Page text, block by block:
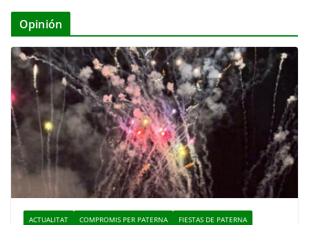
Opinión
ACTUALITAT COMPROMIS PER PATERNA
FIESTAS DE PATERNA